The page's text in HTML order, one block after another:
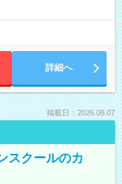
詳細へ
掲載日：2026.08.07
スクールのカ